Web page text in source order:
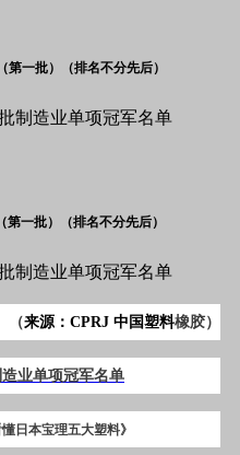
一批）（排名不分先后）
一批）（排名不分先后）
（来源 ：CPRJ 中国塑料橡胶）
日本宝理五大塑料》